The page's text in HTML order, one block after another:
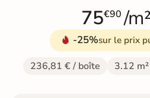
75€90 /
-25%sur le prix
236,81 € / boîte 3.12